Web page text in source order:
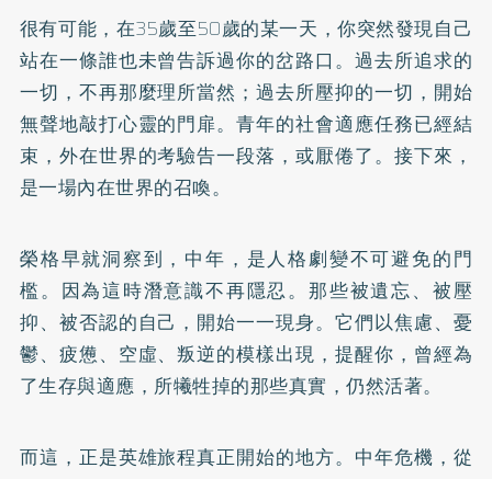
很有可能，在35歲至50歲的某一天，你突然發現自己
站在一條誰也未曾告訴過你的岔路口。過去所追求的
一切，不再那麼理所當然；過去所壓抑的一切，開始
無聲地敲打心靈的門扉。青年的社會適應任務已經結
束，外在世界的考驗告一段落，或厭倦了。接下來，
是一場內在世界的召喚。
榮格早就洞察到，中年，是人格劇變不可避免的門
檻。因為這時潛意識不再隱忍。那些被遺忘、被壓
抑、被否認的自己，開始一一現身。它們以焦慮、憂
鬱、疲憊、空虛、叛逆的模樣出現，提醒你，曾經為
了生存與適應，所犧牲掉的那些真實，仍然活著。
而這，正是英雄旅程真正開始的地方。中年危機，從